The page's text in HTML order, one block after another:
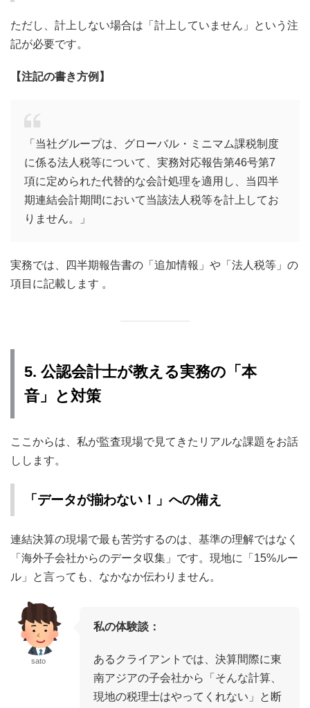
ただし、計上しない場合は「計上していません」という注
記が必要です。
【注記の書き方例】
「当社グループは、グローバル・ミニマム課税制度
に係る法人税等について、実務対応報告第46号第7
項に定められた代替的な会計処理を適用し、当四半
期連結会計期間において当該法人税等を計上してお
りません。」
実務では、四半期報告書の「追加情報」や「法人税等」の
項目に記載します 。
5. 公認会計士が教える実務の「本
音」と対策
ここからは、私が監査現場で見てきたリアルな課題をお話
しします。
「データが揃わない！」への備え
連結決算の現場で最も苦労するのは、基準の理解ではなく
「海外子会社からのデータ収集」です。現地に「15%ルー
ル」と言っても、なかなか伝わりません。
sato
私の体験談：
あるクライアントでは、決算間際に東
南アジアの子会社から「そんな計算、
現地の税理士はやってくれない」と断